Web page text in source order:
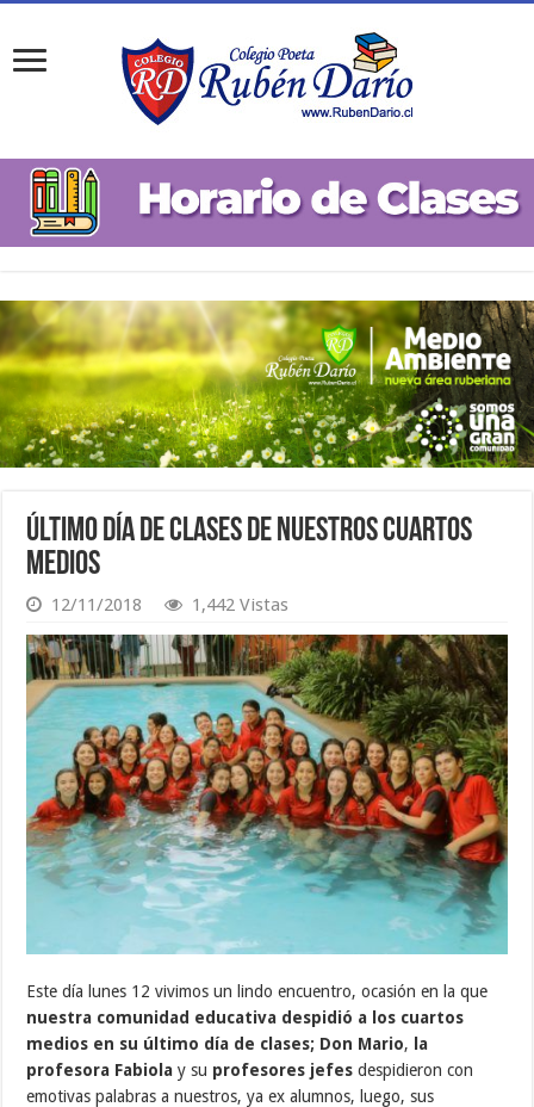
Último Día de Clases de nuestros Cuartos
Medios
12/11/2018 1,442 Vistas
Este día lunes 12 vivimos un lindo encuentro, ocasión en la que
nuestra comunidad educativa despidió a los cuartos
medios en su último día de clases; Don Mario,
la
profesora Fabiola y su profesores jefes despidieron con
emotivas palabras a nuestros, ya ex alumnos, luego, sus